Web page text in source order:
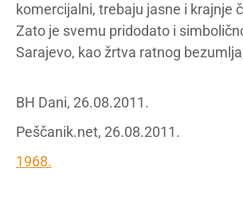
komercijalni, trebaju jasne i krajnje
Zato je svemu pridodato i
Sarajevo, kao žrtva ratnog
BH Dani, 26.08.2011.
Peščanik.net, 26.08.2011.
1968.